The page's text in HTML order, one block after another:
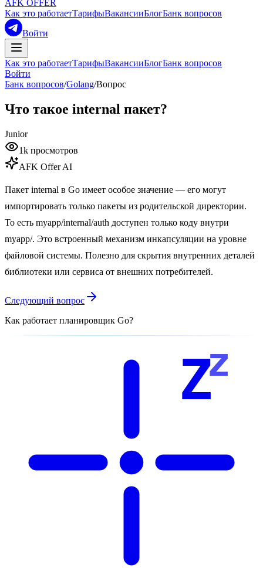
AFK OFFER
Как это работаетТарифыВакансииБлогБанк вопросов
Войти
Как это работаетТарифыВакансииБлогБанк вопросов
Войти
Банк вопросов/Golang/Вопрос
Что такое internal пакет?
Junior
1k просмотров
AFK Offer AI
Пакет internal в Go имеет особое значение — его могут
импортировать только пакеты из родительской директории.
То есть myapp/internal/auth доступен только коду внутри
myapp/. Это встроенный механизм инкапсуляции на уровне
файловой системы. Полезно для скрытия внутренних деталей
библиотеки или сервиса от внешних потребителей.
Следующий вопрос
Как работает планировщик Go?
Zz